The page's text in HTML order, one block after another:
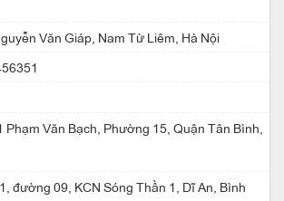
Văn Giáp, Nam Từ Liêm, Hà Nội
Phạm Văn Bạch, Phường 15, Quận Tân Bình,
đường 09, KCN Sóng Thần 1, Dĩ An, Bình